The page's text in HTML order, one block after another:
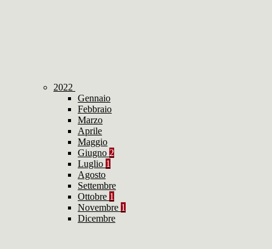
2022
Gennaio
Febbraio
Marzo
Aprile
Maggio
Giugno 2
Luglio 1
Agosto
Settembre
Ottobre 1
Novembre 1
Dicembre